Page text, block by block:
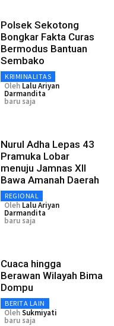
Polsek Sekotong
Bongkar Fakta Curas
Bermodus Bantuan
Sembako
KRIMINALITAS
Oleh Lalu Ariyan
Darmandita
baru saja
Nurul Adha Lepas 43
Pramuka Lobar
menuju Jamnas XII
Bawa Amanah Daerah
REGIONAL
Oleh Lalu Ariyan
Darmandita
baru saja
Cuaca hingga
Berawan Wilayah Bima
Dompu
BERITA LAIN
OlehSukmiyati
baru saja